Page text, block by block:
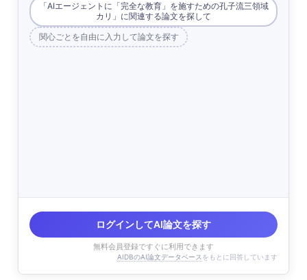
「AIエージェントに「完全な教育」を施すための孔子流三領域
カリ」に関連する論文を探して
関心ごとを自由に入力して論文を探す
ログインしてAI論文を探す
無料会員登録ですぐに利用できます
AIDBのAI論文データベース をもとに回答しています